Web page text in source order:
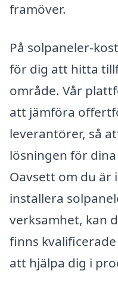
framöver.
På solpaneler-
för dig att hitta
område. Vår
att jämföra
leverantörer, så
lösningen för
Oavsett om du är
installera
verksamhet, kan
finns
att hjälpa dig i